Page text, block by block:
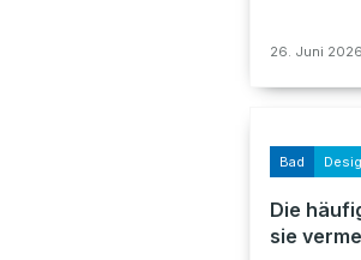
26. Juni 2026
Bad
Die
sie